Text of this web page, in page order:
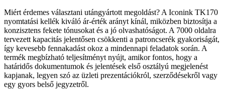
Miért érdemes választani utángyártott megoldást? A Iconink TK170
nyomtatási kellék kiváló ár-érték arányt kínál, miközben biztosítja a
konzisztens fekete tónusokat és a jó olvashatóságot. A 7000 oldalra
tervezett kapacitás jelentősen csökkenti a patroncserék gyakoriságát,
így kevesebb fennakadást okoz a mindennapi feladatok során. A
termék megbízható teljesítményt nyújt, amikor fontos, hogy a
határidős dokumentumok és jelentések első osztályú megjelenést
kapjanak, legyen szó az üzleti prezentációkról, szerződésekről vagy
egy gyors belső jegyzetről.